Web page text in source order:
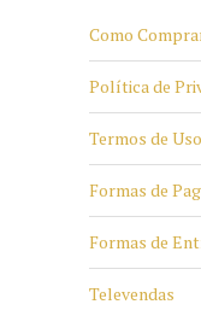
Como
Política de
Termos de Uso
Formas de
Formas de
Televendas